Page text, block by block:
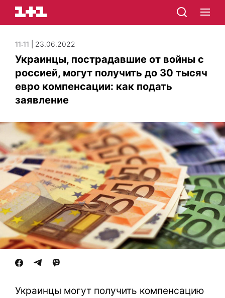
11:11 | 23.06.2022
Украинцы, пострадавшие от войны с
россией, могут получить до 30 тысяч
евро компенсации: как подать
заявление
Украинцы могут получить компенсацию